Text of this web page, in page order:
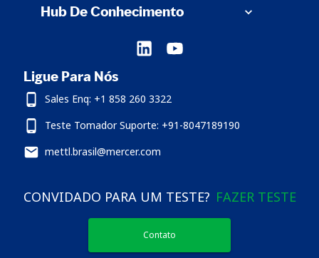
Hub De Conhecimento
Ligue Para Nós
Sales Enq: +1 858 260 3322
Teste Tomador Suporte: +91-8047189190
mettl.brasil@mercer.com
CONVIDADO PARA UM TESTE? FAZER TESTE
Contato